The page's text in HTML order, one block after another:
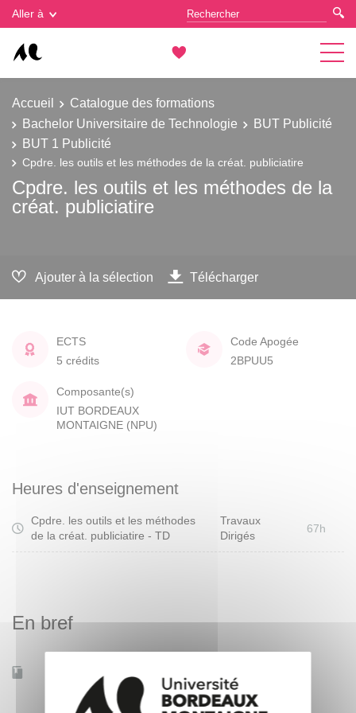
Aller à
Accueil
Catalogue des formations
Bachelor Universitaire de Technologie
BUT Publicité
BUT 1 Publicité
Cpdre. les outils et les méthodes de la créat. publiciatire
Cpdre. les outils et les méthodes de la
créat. publiciatire
Ajouter à la sélection Télécharger
ECTS
5 crédits
Code Apogée
2BPUU5
Composante(s)
IUT BORDEAUX
MONTAIGNE (NPU)
Heures d'enseignement
Cpdre. les outils et les méthodes
de la créat. publiciatire - TD
Travaux
Dirigés
67h
En bref
Accessible à distance
Gestion des cookies